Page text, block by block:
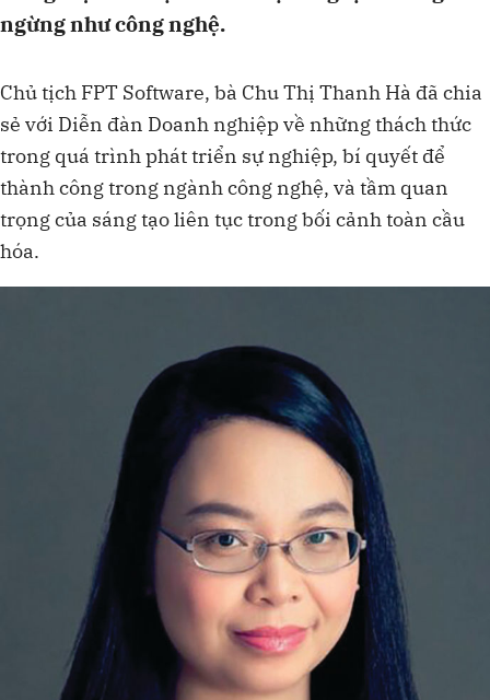
ngừng như công nghệ.
Chủ tịch FPT Software, bà Chu Thị Thanh Hà đã chia
sẻ với Diễn đàn Doanh nghiệp về những thách thức
trong quá trình phát triển sự nghiệp, bí quyết để
thành công trong ngành công nghệ, và tầm quan
trọng của sáng tạo liên tục trong bối cảnh toàn cầu
hóa.